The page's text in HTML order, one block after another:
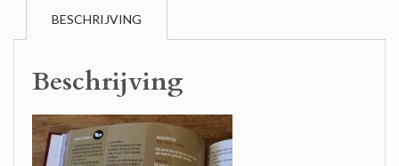
BESCHRIJVING
Beschrijving